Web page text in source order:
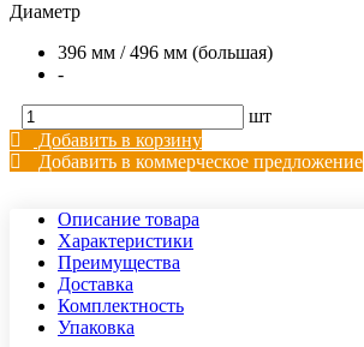
Диаметр
396 мм / 496 мм (большая)
-
шт
Добавить в корзину
Добавить в коммерческое предложение
Описание товара
Характеристики
Преимущества
Доставка
Комплектность
Упаковка